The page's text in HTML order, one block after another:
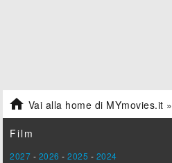
 Vai alla home di MYmovies.it »
Film
2027 - 2026 -2025 - 2024